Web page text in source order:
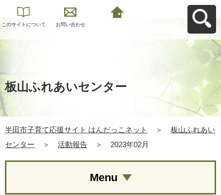
このサイトについて お問い合わせ
板山ふれあいセンター
半田市子育て応援サイト はんだっこネット ＞
板山ふれあい
センター
＞ 活動報告 ＞ 2023年02月
Menu